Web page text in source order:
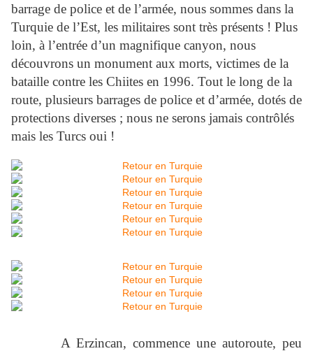
barrage de police et de l’armée, nous sommes dans la
Turquie de l’Est, les militaires sont très présents ! Plus
loin, à l’entrée d’un magnifique canyon, nous
découvrons un monument aux morts, victimes de la
bataille contre les Chiites en 1996. Tout le long de la
route, plusieurs barrages de police et d’armée, dotés de
protections diverses ; nous ne serons jamais contrôlés
mais les Turcs oui !
A Erzincan, commence une autoroute, peu